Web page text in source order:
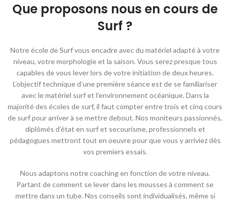
Que proposons nous en cours de
Surf ?
Notre école de Surf vous encadre avec du matériel adapté à votre
niveau, votre morphologie et la saison. Vous serez presque tous
capables de vous lever lors de votre initiation de deux heures.
L’objectif technique d’une première séance est de se familiariser
avec le matériel surf et l’environnement océanique. Dans la
majorité des écoles de surf, il faut compter entre trois et cinq cours
de surf pour arriver à se mettre debout. Nos moniteurs passionnés,
diplômés d’état en surf et secourisme, professionnels et
pédagogues mettront tout en oeuvre pour que vous y arriviez dès
vos premiers essais.
Nous adaptons notre coaching en fonction de votre niveau.
Partant de comment se lever dans les mousses à comment se
mettre dans un tube. Nos conseils sont individualisés, même si